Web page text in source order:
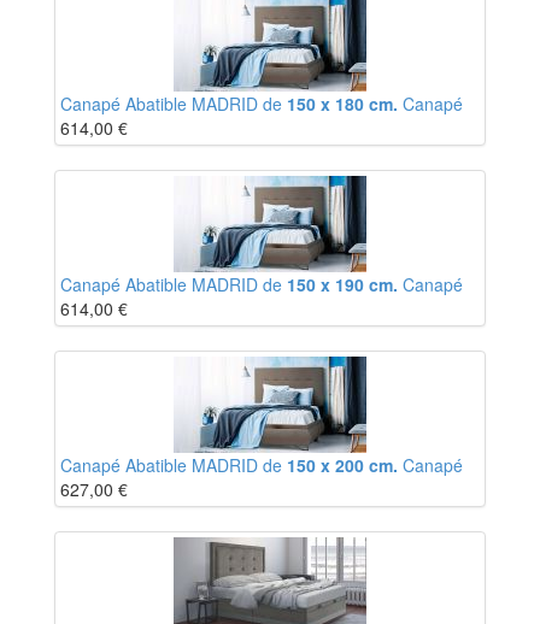
Canapé Abatible MADRID de 150 x 180 cm. Canapé
614,00 €
Canapé Abatible MADRID de 150 x 190 cm. Canapé
614,00 €
Canapé Abatible MADRID de 150 x 200 cm. Canapé
627,00 €